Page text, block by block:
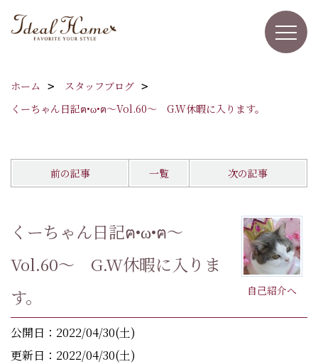
ホーム
スタッフブログ
くーちゃん日記ฅ•ω•ฅ～Vol.60～ G.W休暇に入ります。
前の記事 一覧 次の記事
自己紹介へ
くーちゃん日記ฅ•ω•ฅ～
Vol.60～ G.W休暇に入りま
す。
公開日：2022/04/30(土)
更新日：2022/04/30(土)